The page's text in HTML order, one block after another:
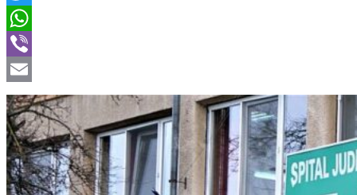
Twitter
WhatsApp
Viber
Email